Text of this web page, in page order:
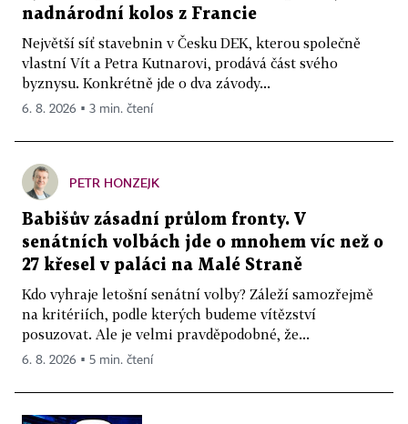
nadnárodní kolos z Francie
Největší síť stavebnin v Česku DEK, kterou společně
vlastní Vít a Petra Kutnarovi, prodává část svého
byznysu. Konkrétně jde o dva závody...
6. 8. 2026 ▪ 3 min. čtení
PETR HONZEJK
Babišův zásadní průlom fronty. V
senátních volbách jde o mnohem víc než o
27 křesel v paláci na Malé Straně
Kdo vyhraje letošní senátní volby? Záleží samozřejmě
na kritériích, podle kterých budeme vítězství
posuzovat. Ale je velmi pravděpodobné, že...
6. 8. 2026 ▪ 5 min. čtení